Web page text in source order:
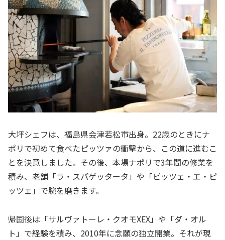
大坪シェフは、福島県会津若松市出身。22歳のときにナ
ポリで初めて食べたピッツァの衝撃から、この道に進むこ
とを決意しました。その後、本場ナポリで3年間の修業を
積み、老舗「ラ・スパゲッタータ」や「ピッツェ・エ・ピ
ッツェ」で腕を磨きます。
帰国後は「サルヴァトーレ・クオモXEX」や「ダ・オル
ト」で経験を積み、2010年に念願の独立開業。それが現